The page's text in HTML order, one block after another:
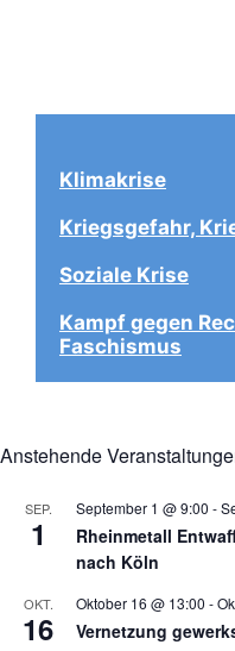
Klimakrise
Kriegsgefahr,
Soziale Krise
Kampf gegen
Faschismus
Anstehende
SEP.
1
September 1 @ 9:00 -
Rheinmetall
nach Köln
OKT.
16
Oktober 16 @ 13:00 -
Vernetzung